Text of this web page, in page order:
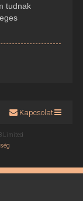
tudnak
Kapcsolat
Limited